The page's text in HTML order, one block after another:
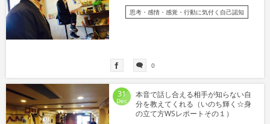
思考・感情・感覚・行動に気付く自己認知
0
31
Dec
本音で話し合える相手が知らない自
分を教えてくれる（いのち輝く☆身
の立て方WSレポートその１）